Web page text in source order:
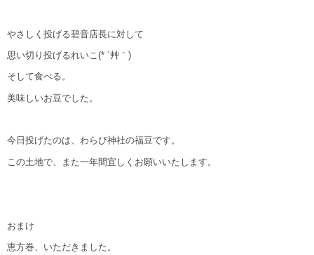
やさしく投げる碧音店長に対して
思い切り投げるれいこ(* ´艸｀)
そして食べる。
美味しいお豆でした。
今日投げたのは、わらび神社の福豆です。
この土地で、また一年間宜しくお願いいたします。
おまけ
恵方巻、いただきました。